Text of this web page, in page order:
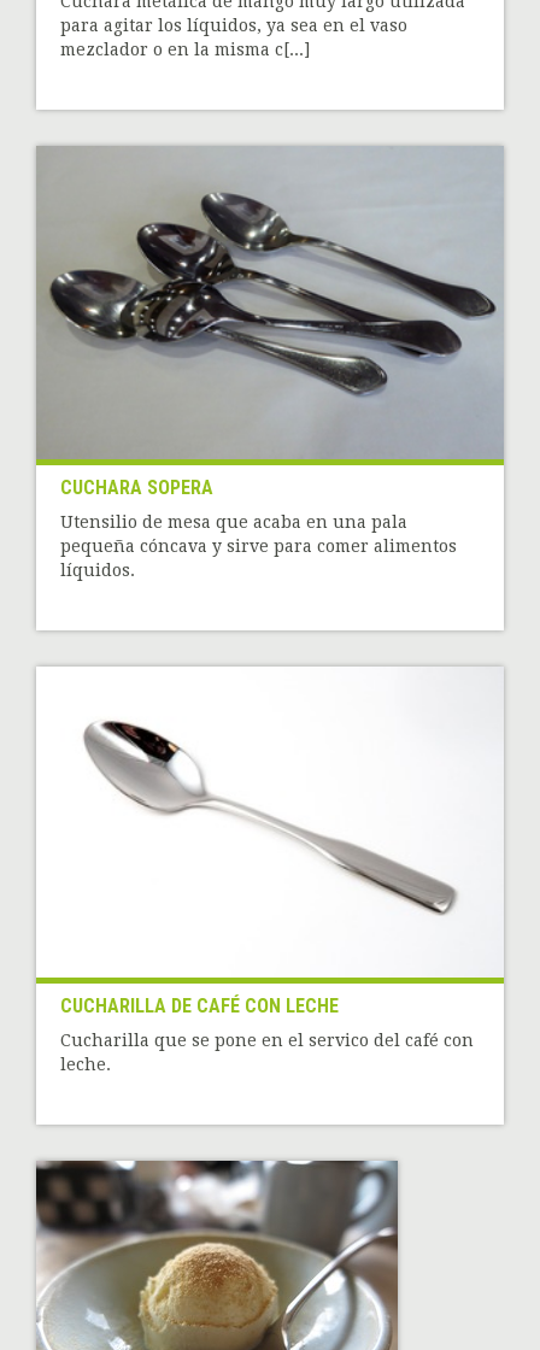
para agitar los líquidos, ya sea en el vaso
mezclador o en la misma c[...]
CUCHARA SOPERA
Utensilio de mesa que acaba en una pala
pequeña cóncava y sirve para comer alimentos
líquidos.
CUCHARILLA DE CAFÉ CON LECHE
Cucharilla que se pone en el servico del café con
leche.